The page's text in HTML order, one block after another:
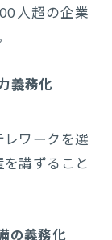
人超の企業
義務化
ワークを選
を講ずること
の義務化